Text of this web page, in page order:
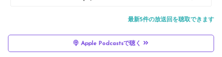
最新5件の放送回を聴取できます
Apple Podcastsで聴く